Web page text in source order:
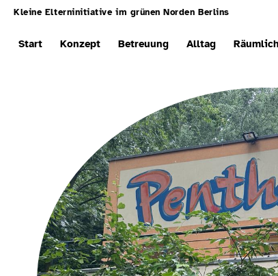
Kleine Elterninitiative im grünen Norden Berlins
Start Konzept Betreuung Alltag